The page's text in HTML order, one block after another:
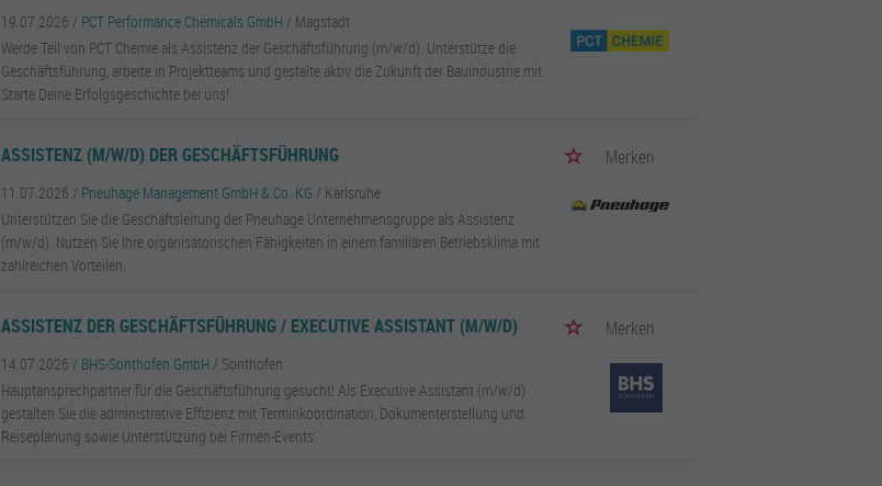
19.07.2026 / PCT Performance Chemicals GmbH / Magstadt
Werde Teil von PCT Chemie als Assistenz der Geschäftsführung (m/w/d). Unterstütze die
Geschäftsführung, arbeite in Projektteams und gestalte aktiv die Zukunft der Bauindustrie mit.
Starte Deine Erfolgsgeschichte bei uns!
ASSISTENZ (M/W/D) DER GESCHÄFTSFÜHRUNG Merken
11.07.2026 / Pneuhage Management GmbH & Co. KG / Karlsruhe
Unterstützen Sie die Geschäftsleitung der Pneuhage Unternehmensgruppe als Assistenz
(m/w/d). Nutzen Sie Ihre organisatorischen Fähigkeiten in einem familiären Betriebsklima mit
zahlreichen Vorteilen.
ASSISTENZ DER GESCHÄFTSFÜHRUNG / EXECUTIVE ASSISTANT (M/W/D) Merken
14.07.2026 / BHS-Sonthofen GmbH / Sonthofen
Hauptansprechpartner für die Geschäftsführung gesucht! Als Executive Assistant (m/w/d)
gestalten Sie die administrative Effizienz mit Terminkoordination, Dokumenterstellung und
Reiseplanung sowie Unterstützung bei Firmen-Events.